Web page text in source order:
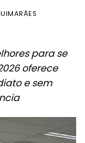
para se
oferece
e sem